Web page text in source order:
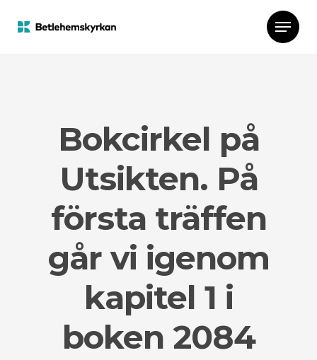
Bokcirkel på
Utsikten. På
första träffen
går vi igenom
kapitel 1 i
boken 2084